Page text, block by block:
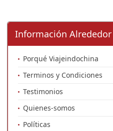
Información Alrededor
Porqué Viajeindochina
Terminos y Condiciones
Testimonios
Quienes-somos
Políticas